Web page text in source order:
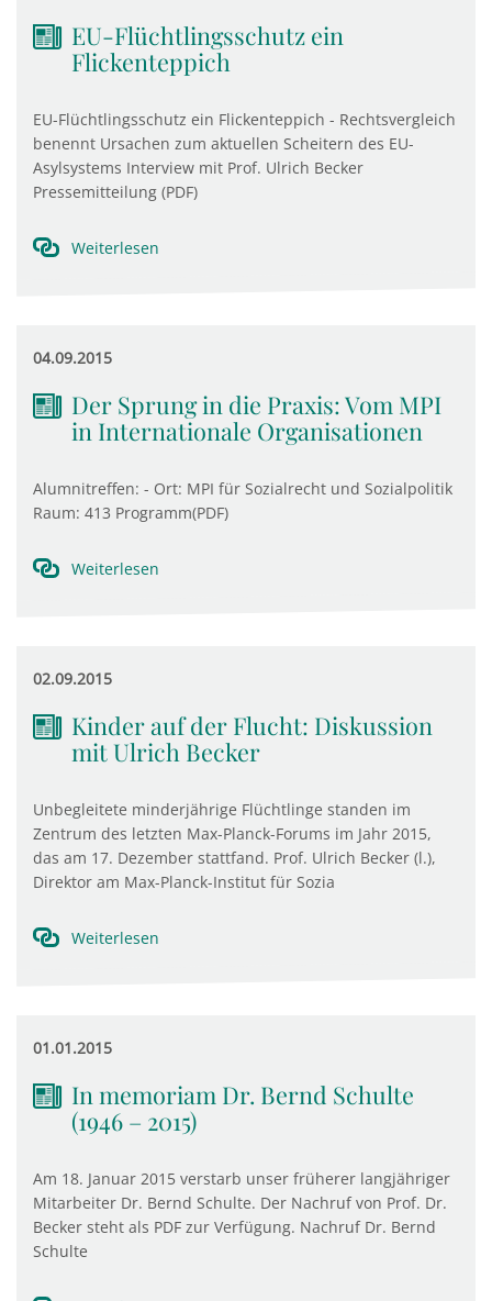
EU-Flüchtlingsschutz ein
Flickenteppich
EU-Flüchtlingsschutz ein Flickenteppich - Rechtsvergleich
benennt Ursachen zum aktuellen Scheitern des EU-
Asylsystems Interview mit Prof. Ulrich Becker
Pressemitteilung (PDF)
Weiterlesen
04.09.2015
Der Sprung in die Praxis: Vom MPI
in Internationale Organisationen
Alumnitreffen: - Ort: MPI für Sozialrecht und Sozialpolitik
Raum: 413 Programm(PDF)
Weiterlesen
02.09.2015
Kinder auf der Flucht: Diskussion
mit Ulrich Becker
Unbegleitete minderjährige Flüchtlinge standen im
Zentrum des letzten Max-Planck-Forums im Jahr 2015,
das am 17. Dezember stattfand. Prof. Ulrich Becker (l.),
Direktor am Max-Planck-Institut für Sozia
Weiterlesen
01.01.2015
In memoriam Dr. Bernd Schulte
(1946 – 2015)
Am 18. Januar 2015 verstarb unser früherer langjähriger
Mitarbeiter Dr. Bernd Schulte. Der Nachruf von Prof. Dr.
Becker steht als PDF zur Verfügung. Nachruf Dr. Bernd
Schulte